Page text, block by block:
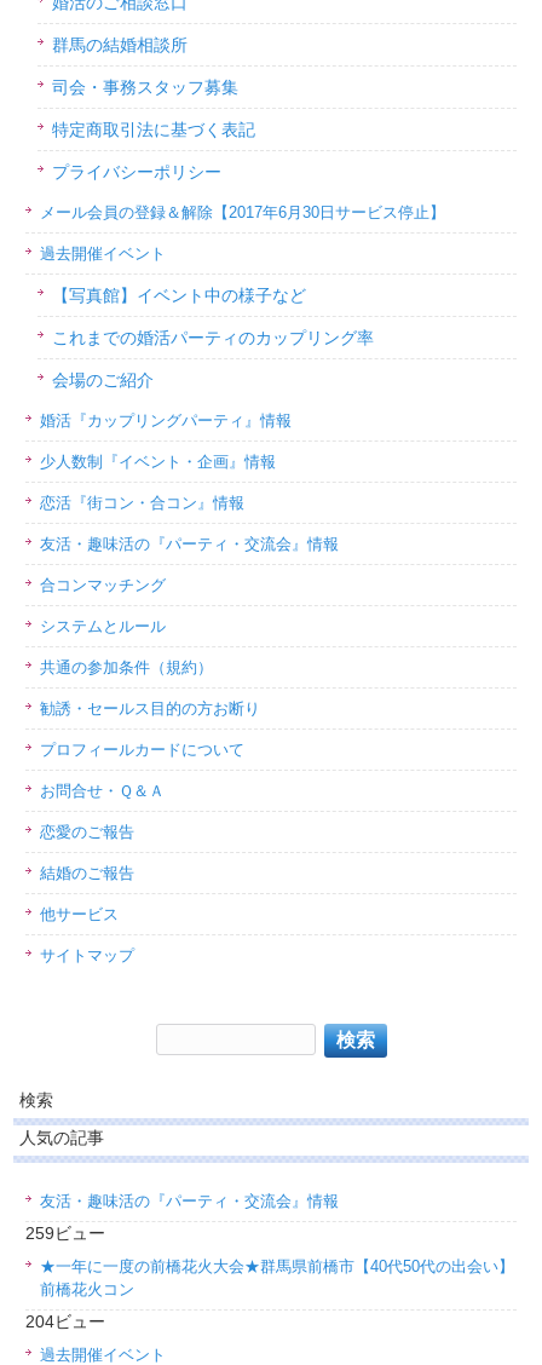
群馬の結婚相談所
司会・事務スタッフ募集
特定商取引法に基づく表記
プライバシーポリシー
メール会員の登録＆解除【2017年6月30日サービス停止】
過去開催イベント
【写真館】イベント中の様子など
これまでの婚活パーティのカップリング率
会場のご紹介
婚活『カップリングパーティ』情報
少人数制『イベント・企画』情報
恋活『街コン・合コン』情報
友活・趣味活の『パーティ・交流会』情報
合コンマッチング
システムとルール
共通の参加条件（規約）
勧誘・セールス目的の方お断り
プロフィールカードについて
お問合せ・Ｑ＆Ａ
恋愛のご報告
結婚のご報告
他サービス
サイトマップ
検索
人気の記事
友活・趣味活の『パーティ・交流会』情報
259ビュー
★一年に一度の前橋花火大会★群馬県前橋市【40代50代の出会い】
前橋花火コン
204ビュー
過去開催イベント